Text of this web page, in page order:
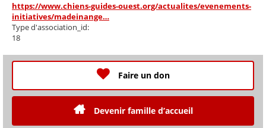
https://www.chiens-guides-ouest.org/actualites/evenements-
initiatives/madeinange…
Type d'association_id:
18
Faire un don
Devenir famille d’accueil